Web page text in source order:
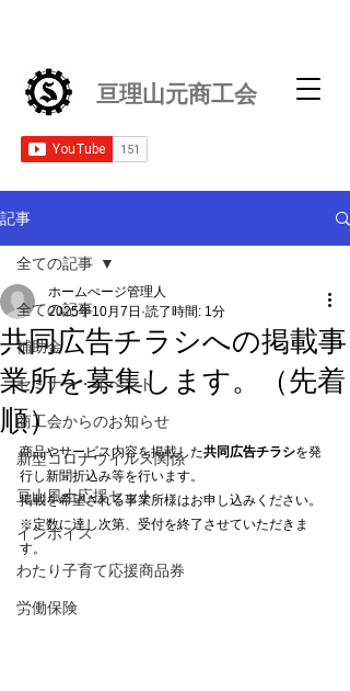
亘理山元商工会
記事
全ての記事
補助金
セミナー・イベント
商工会からのお知らせ
新型コロナウイルス関係
亘山風土応援セット
インボイス
わたり子育て応援商品券
労働保険
全ての記事
共同広告チラシへの掲載事
業所を募集します。（先着
順）
ホームぺージ管理人
2025年10月7日 読了時間: 1分
商品やサービス内容を掲載した共同広告チラシを発
行し新聞折込み等を行います。
掲載を希望される事業所様はお申し込みください。
※定数に達し次第、受付を終了させていただきま
す。